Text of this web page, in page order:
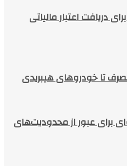
دریافت اعتبار مالیاتی
تا خودروهای هیبریدی
برای عبور از محدودیت‌های